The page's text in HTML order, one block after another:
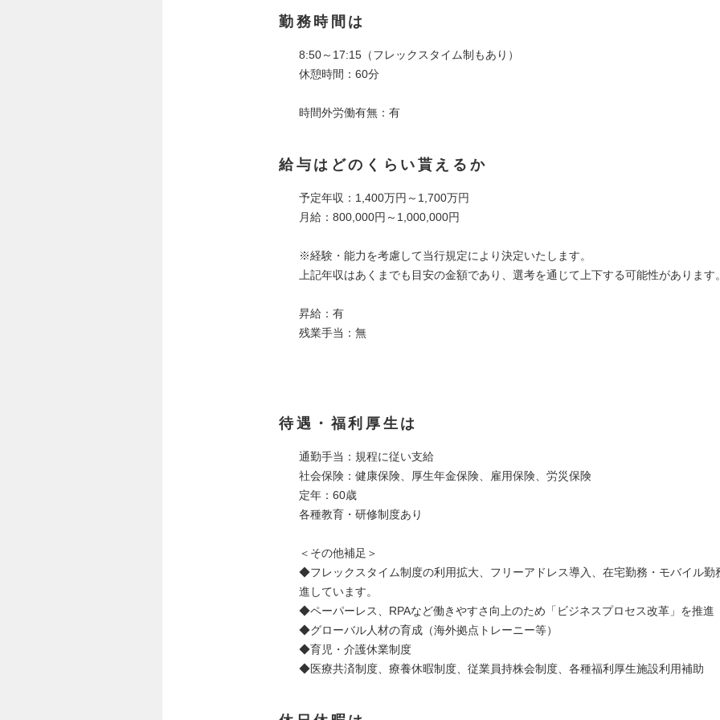
勤務時間は
8:50～17:15（フレックスタイム制もあり）
休憩時間：60分
時間外労働有無：有
給与はどのくらい貰えるか
予定年収：1,400万円～1,700万円
月給：800,000円～1,000,000円
※経験・能力を考慮して当行規定により決定いたします。
上記年収はあくまでも目安の金額であり、選考を通じて上下する可能性があります
昇給：有
残業手当：無
待遇・福利厚生は
通勤手当：規程に従い支給
社会保険：健康保険、厚生年金保険、雇用保険、労災保険
定年：60歳
各種教育・研修制度あり
＜その他補足＞
◆フレックスタイム制度の利用拡大、フリーアドレス導入、在宅勤務・モバイル勤
進しています。
◆ペーパーレス、RPAなど働きやすさ向上のため「ビジネスプロセス改革」を推進
◆グローバル人材の育成（海外拠点トレーニー等）
◆育児・介護休業制度
◆医療共済制度、療養休暇制度、従業員持株会制度、各種福利厚生施設利用補助